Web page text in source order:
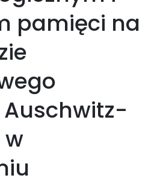
pamięci na
w